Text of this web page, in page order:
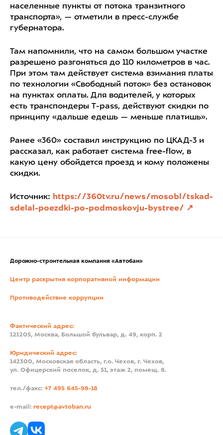
населенные пункты от потока транзитного
транспорта», — отметили в пресс-службе
губернатора.
Там напомнили, что на самом большом участке
разрешено разгоняться до 110 километров в час.
При этом там действует система взимания платы
по технологии «Свободный поток» без остановок
на пунктах оплаты. Для водителей, у которых
есть транспондеры T-pass, действуют скидки по
принципу «дальше едешь — меньше платишь».
Ранее «360» составил инструкцию по ЦКАД-3 и
рассказал, как работает система free-flow, в
какую цену обойдется проезд и кому положены
скидки.
Источник: https://360tv.ru/news/mosobl/tskad-
sdelal-poezdki-po-podmoskovju-bystree/
Дорожно-строительная компания «Автобан»
Центр раскрытия корпоративной информации
Противодействие коррупции
Фактический адрес:
121205, Москва, Большой бульвар, д. 49, корп. 2
Юридический адрес:
142300, Московская область, г.о. Чехов, г. Чехов,
ул. Офицерский поселок, д. 51, этаж 2, помещ. 8.
тел./факс: +7 495 645-98-18
e-mail: recept@avtoban.ru